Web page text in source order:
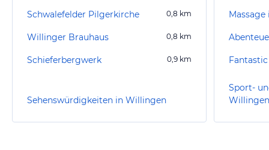
Schwalefelder Pilgerkirche 0,8 km
Willinger Brauhaus 0,8 km
Schieferbergwerk 0,9 km
Sehenswürdigkeiten in Willingen
Sport-
Willingen